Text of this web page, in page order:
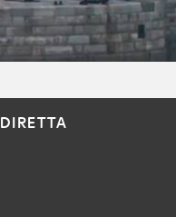
DIRETTA